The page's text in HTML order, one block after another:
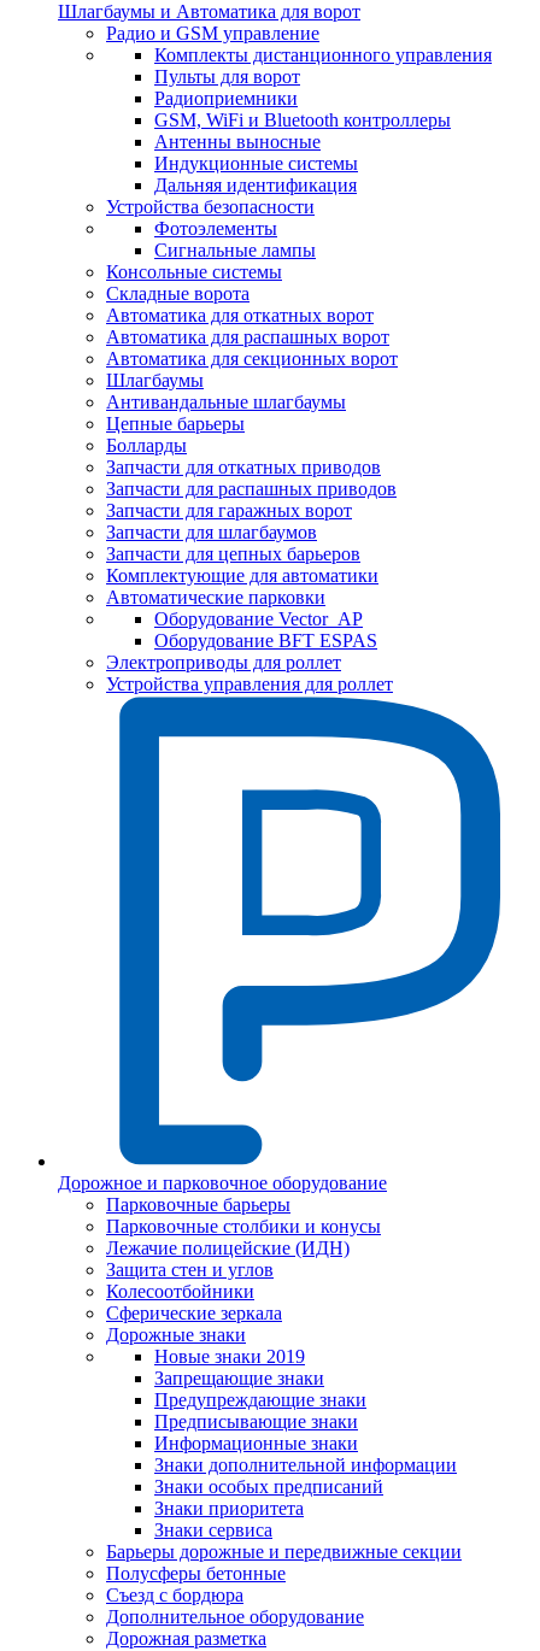
Шлагбаумы и Автоматика для ворот
Радио и GSM управление
Комплекты дистанционного управления
Пульты для ворот
Радиоприемники
GSM, WiFi и Bluetooth контроллеры
Антенны выносные
Индукционные системы
Дальняя идентификация
Устройства безопасности
Фотоэлементы
Сигнальные лампы
Консольные системы
Складные ворота
Автоматика для откатных ворот
Автоматика для распашных ворот
Автоматика для секционных ворот
Шлагбаумы
Антивандальные шлагбаумы
Цепные барьеры
Болларды
Запчасти для откатных приводов
Запчасти для распашных приводов
Запчасти для гаражных ворот
Запчасти для шлагбаумов
Запчасти для цепных барьеров
Комплектующие для автоматики
Автоматические парковки
Оборудование Vector_AP
Оборудование BFT ESPAS
Электроприводы для роллет
Устройства управления для роллет
Дорожное и парковочное оборудование
Парковочные барьеры
Парковочные столбики и конусы
Лежачие полицейские (ИДН)
Защита стен и углов
Колесоотбойники
Сферические зеркала
Дорожные знаки
Новые знаки 2019
Запрещающие знаки
Предупреждающие знаки
Предписывающие знаки
Информационные знаки
Знаки дополнительной информации
Знаки особых предписаний
Знаки приоритета
Знаки сервиса
Барьеры дорожные и передвижные секции
Полусферы бетонные
Съезд с бордюра
Дополнительное оборудование
Дорожная разметка